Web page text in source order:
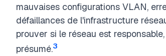
mauvaises configurations VLAN,
défaillances de l'infrastructure
prouver si le réseau est
présumé.3